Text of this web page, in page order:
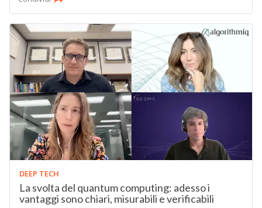
DEEP TECH
La svolta del quantum computing: adesso i
vantaggi sono chiari, misurabili e verificabili